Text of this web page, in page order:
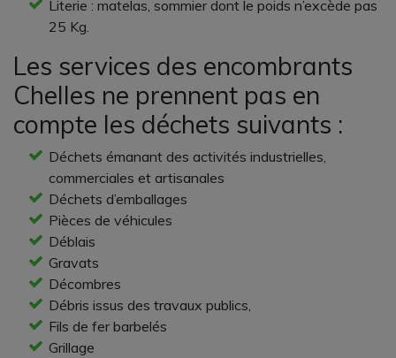
Literie : matelas, sommier dont le poids n’excède pas
25 Kg.
Les services des encombrants
Chelles ne prennent pas en
compte les déchets suivants :
Déchets émanant des activités industrielles,
commerciales et artisanales
Déchets d’emballages
Pièces de véhicules
Déblais
Gravats
Décombres
Débris issus des travaux publics,
Fils de fer barbelés
Grillage